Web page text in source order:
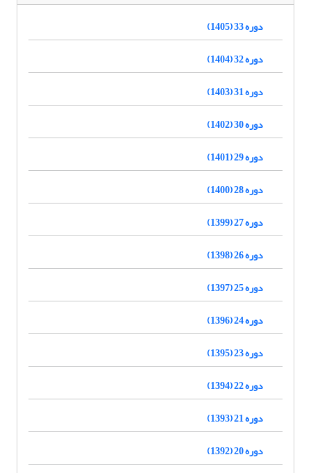
دوره 33 (1405)
دوره 32 (1404)
دوره 31 (1403)
دوره 30 (1402)
دوره 29 (1401)
دوره 28 (1400)
دوره 27 (1399)
دوره 26 (1398)
دوره 25 (1397)
دوره 24 (1396)
دوره 23 (1395)
دوره 22 (1394)
دوره 21 (1393)
دوره 20 (1392)